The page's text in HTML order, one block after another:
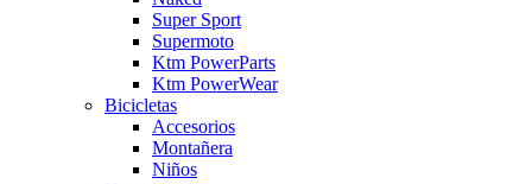
Super Sport
Supermoto
Ktm PowerParts
Ktm PowerWear
Bicicletas
Accesorios
Montañera
Niños